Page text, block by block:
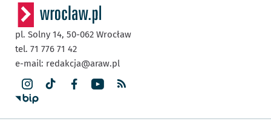
pl. Solny 14, 50-062 Wrocław
tel. 71 776 71 42
e-mail: redakcja@araw.pl